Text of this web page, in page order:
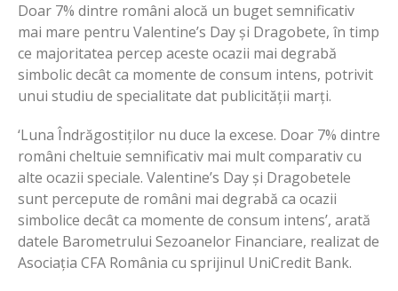
Doar 7% dintre români alocă un buget semnificativ
mai mare pentru Valentine’s Day și Dragobete, în timp
ce majoritatea percep aceste ocazii mai degrabă
simbolic decât ca momente de consum intens, potrivit
unui studiu de specialitate dat publicității marți.
‘Luna Îndrăgostiților nu duce la excese. Doar 7% dintre
români cheltuie semnificativ mai mult comparativ cu
alte ocazii speciale. Valentine’s Day și Dragobetele
sunt percepute de români mai degrabă ca ocazii
simbolice decât ca momente de consum intens’, arată
datele Barometrului Sezoanelor Financiare, realizat de
Asociația CFA România cu sprijinul UniCredit Bank.